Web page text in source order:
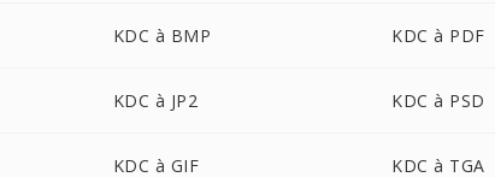
KDC à BMP KDC à PDF
KDC à JP2 KDC à PSD
KDC à GIF KDC à TGA